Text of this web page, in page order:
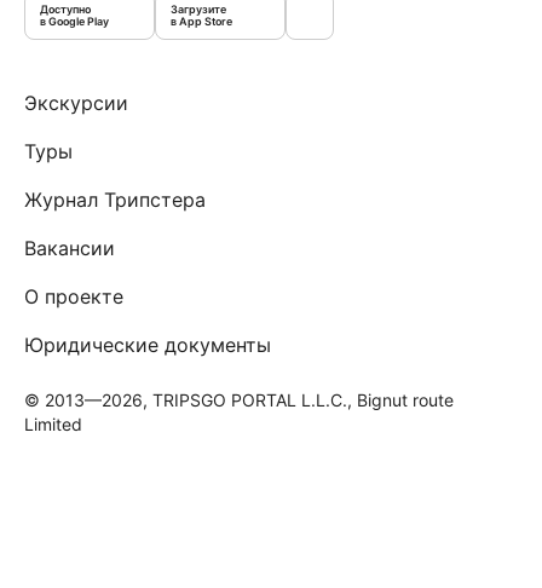
Доступно
в Google Play
Загрузите
в App Store
Экскурсии
Туры
Журнал Трипстера
Вакансии
О проекте
Юридические документы
© 2013—2026, TRIPSGO PORTAL L.L.C., Bignut route
Limited